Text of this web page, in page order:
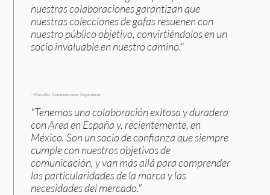
nuestras colaboraciones garantizan que
nuestras colecciones de gafas resuenen con
nuestro público objetivo, convirtiéndolos en un
socio invaluable en nuestro camino."
—Marcolin, Communication Department
"Tenemos una colaboración exitosa y duradera
con Area en España y, recientemente, en
México. Son un socio de confianza que siempre
cumple con nuestros objetivos de
comunicación, y van más allá para comprender
las particularidades de la marca y las
necesidades del mercado."